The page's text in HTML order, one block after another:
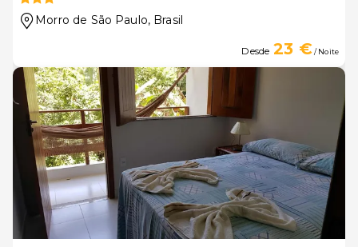
Morro de São Paulo, Brasil
Desde 23 €/ Noite